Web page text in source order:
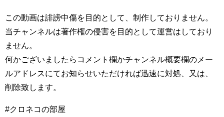
この動画は誹謗中傷を目的として、制作しておりません。
当チャンネルは著作権の侵害を目的として運営はしており
ません。
何かございましたらコメント欄かチャンネル概要欄のメー
ルアドレスにてお知らせいただければ迅速に対処、又は、
削除致します。
#クロネコの部屋